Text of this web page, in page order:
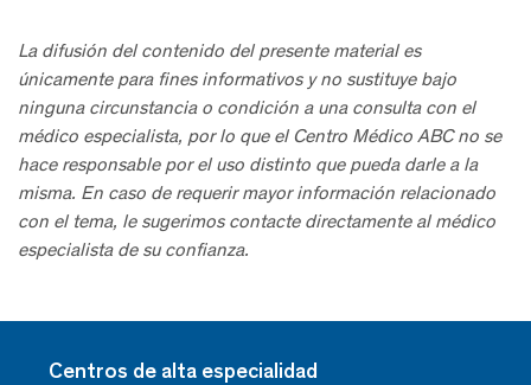
La difusión del contenido del presente material es
únicamente para fines informativos y no sustituye bajo
ninguna circunstancia o condición a una consulta con el
médico especialista, por lo que el Centro Médico ABC no se
hace responsable por el uso distinto que pueda darle a la
misma. En caso de requerir mayor información relacionado
con el tema, le sugerimos contacte directamente al médico
especialista de su confianza.
Centros de alta especialidad